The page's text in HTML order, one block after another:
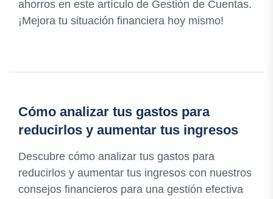
ahorros en este artículo de Gestión de Cuentas.
¡Mejora tu situación financiera hoy mismo!
Cómo analizar tus gastos para
reducirlos y aumentar tus ingresos
Descubre cómo analizar tus gastos para
reducirlos y aumentar tus ingresos con nuestros
consejos financieros para una gestión efectiva